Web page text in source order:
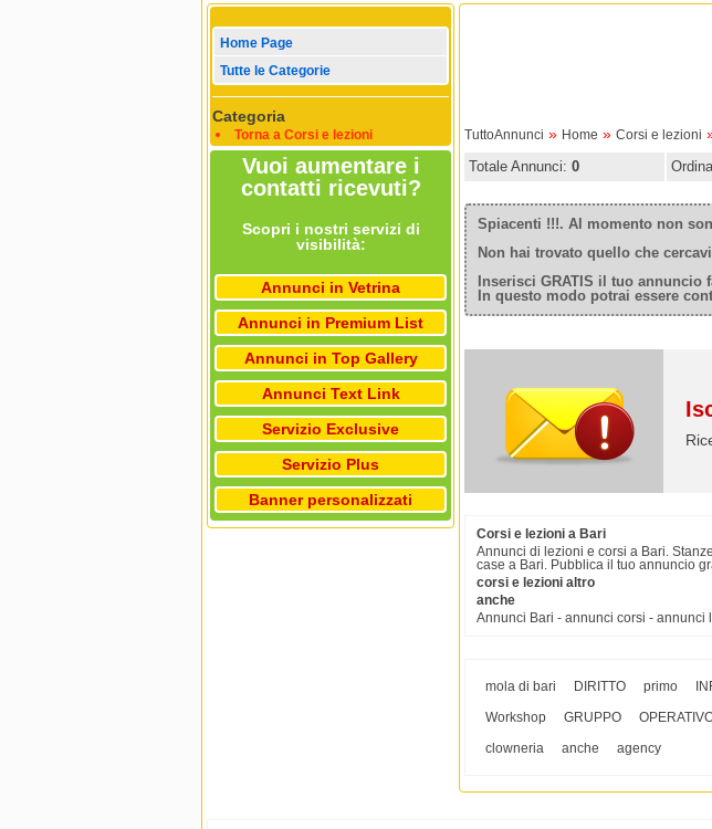
Home Page
Tutte le Categorie
Categoria
Torna a Corsi e lezioni
Vuoi aumentare i
contatti ricevuti?
Scopri i nostri servizi di
visibilità:
Annunci in Vetrina
Annunci in Premium List
Annunci in Top Gallery
Annunci Text Link
Servizio Exclusive
Servizio Plus
Banner personalizzati
TuttoAnnunci » Home » Corsi e lezioni
Totale Annunci: 0
Spiacenti !!!. Al momento non
Non hai trovato quello che
Inserisci GRATIS il tuo
In questo modo potrai essere
Corsi e lezioni a Bari
Annunci di lezioni e corsi a Bari.
case a Bari. Pubblica il tuo annuncio
corsi e lezioni altro
anche
Annunci Bari - annunci corsi - annunci
mola di bari DIRITTO primo
Workshop
GRUPPO
clowneria
anche agency